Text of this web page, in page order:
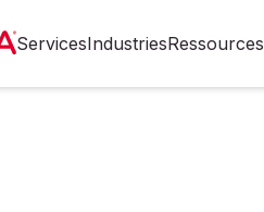
ServicesIndustriesRessources